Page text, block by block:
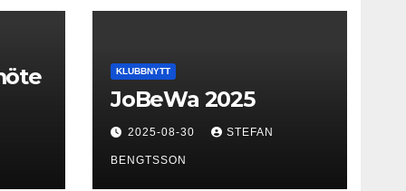
KLUBBNYTT
JoBeWa 2025
2025-08-30 STEFAN
BENGTSSON